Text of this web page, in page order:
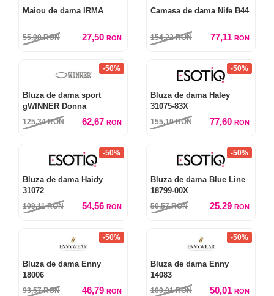
Maiou de dama IRMA
55,00RON 27,50 RON
Camasa de dama Nife B44
154,22RON 77,11 RON
-50%
Bluza de dama sport
gWINNER Donna
125,34RON 62,67 RON
-50%
Bluza de dama Haley
31075-83X
155,19RON 77,60 RON
-50%
Bluza de dama Haidy
31072
109,11RON 54,56 RON
-50%
Bluza de dama Blue Line
18799-00X
50,57RON 25,29 RON
-50%
Bluza de dama Enny
18006
93,57RON 46,79 RON
-50%
Bluza de dama Enny
14083
100,01RON 50,01 RON